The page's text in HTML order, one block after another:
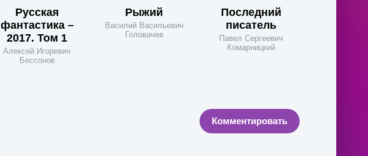
Русская
фантастика –
2017. Том 1
Алексей Игоревич
Бессонов
Рыжий
Василий Васильевич
Головачев
Последний
писатель
Павел Сергеевич
Комарницкий
Комментировать